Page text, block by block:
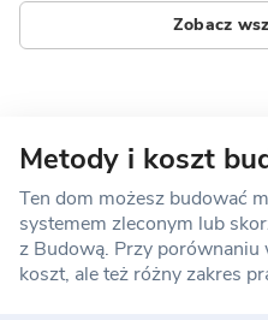
Zobacz
Metody i koszt
Ten dom możesz budować
systemem zleconym lub
z Budową. Przy porównaniu
koszt, ale też różny zakres